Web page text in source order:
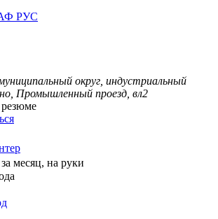
РУС
округ, индустриальный
Промышленный проезд, вл2
за месяц, на руки